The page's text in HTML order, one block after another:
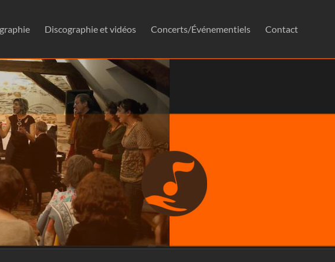
Discographie et vidéos Concerts/Événementiels Contact